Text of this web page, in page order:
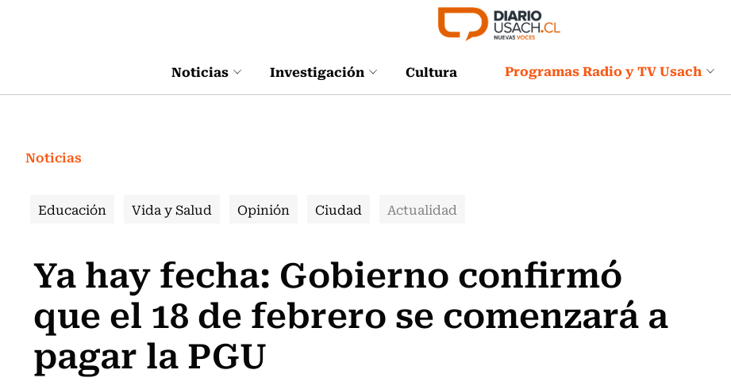
Noticias Investigación Cultura Programas Radio y TV Usach
Noticias
Educación Vida y Salud Opinión Ciudad Actualidad
Ya hay fecha: Gobierno confirmó
que el 18 de febrero se comenzará a
pagar la PGU